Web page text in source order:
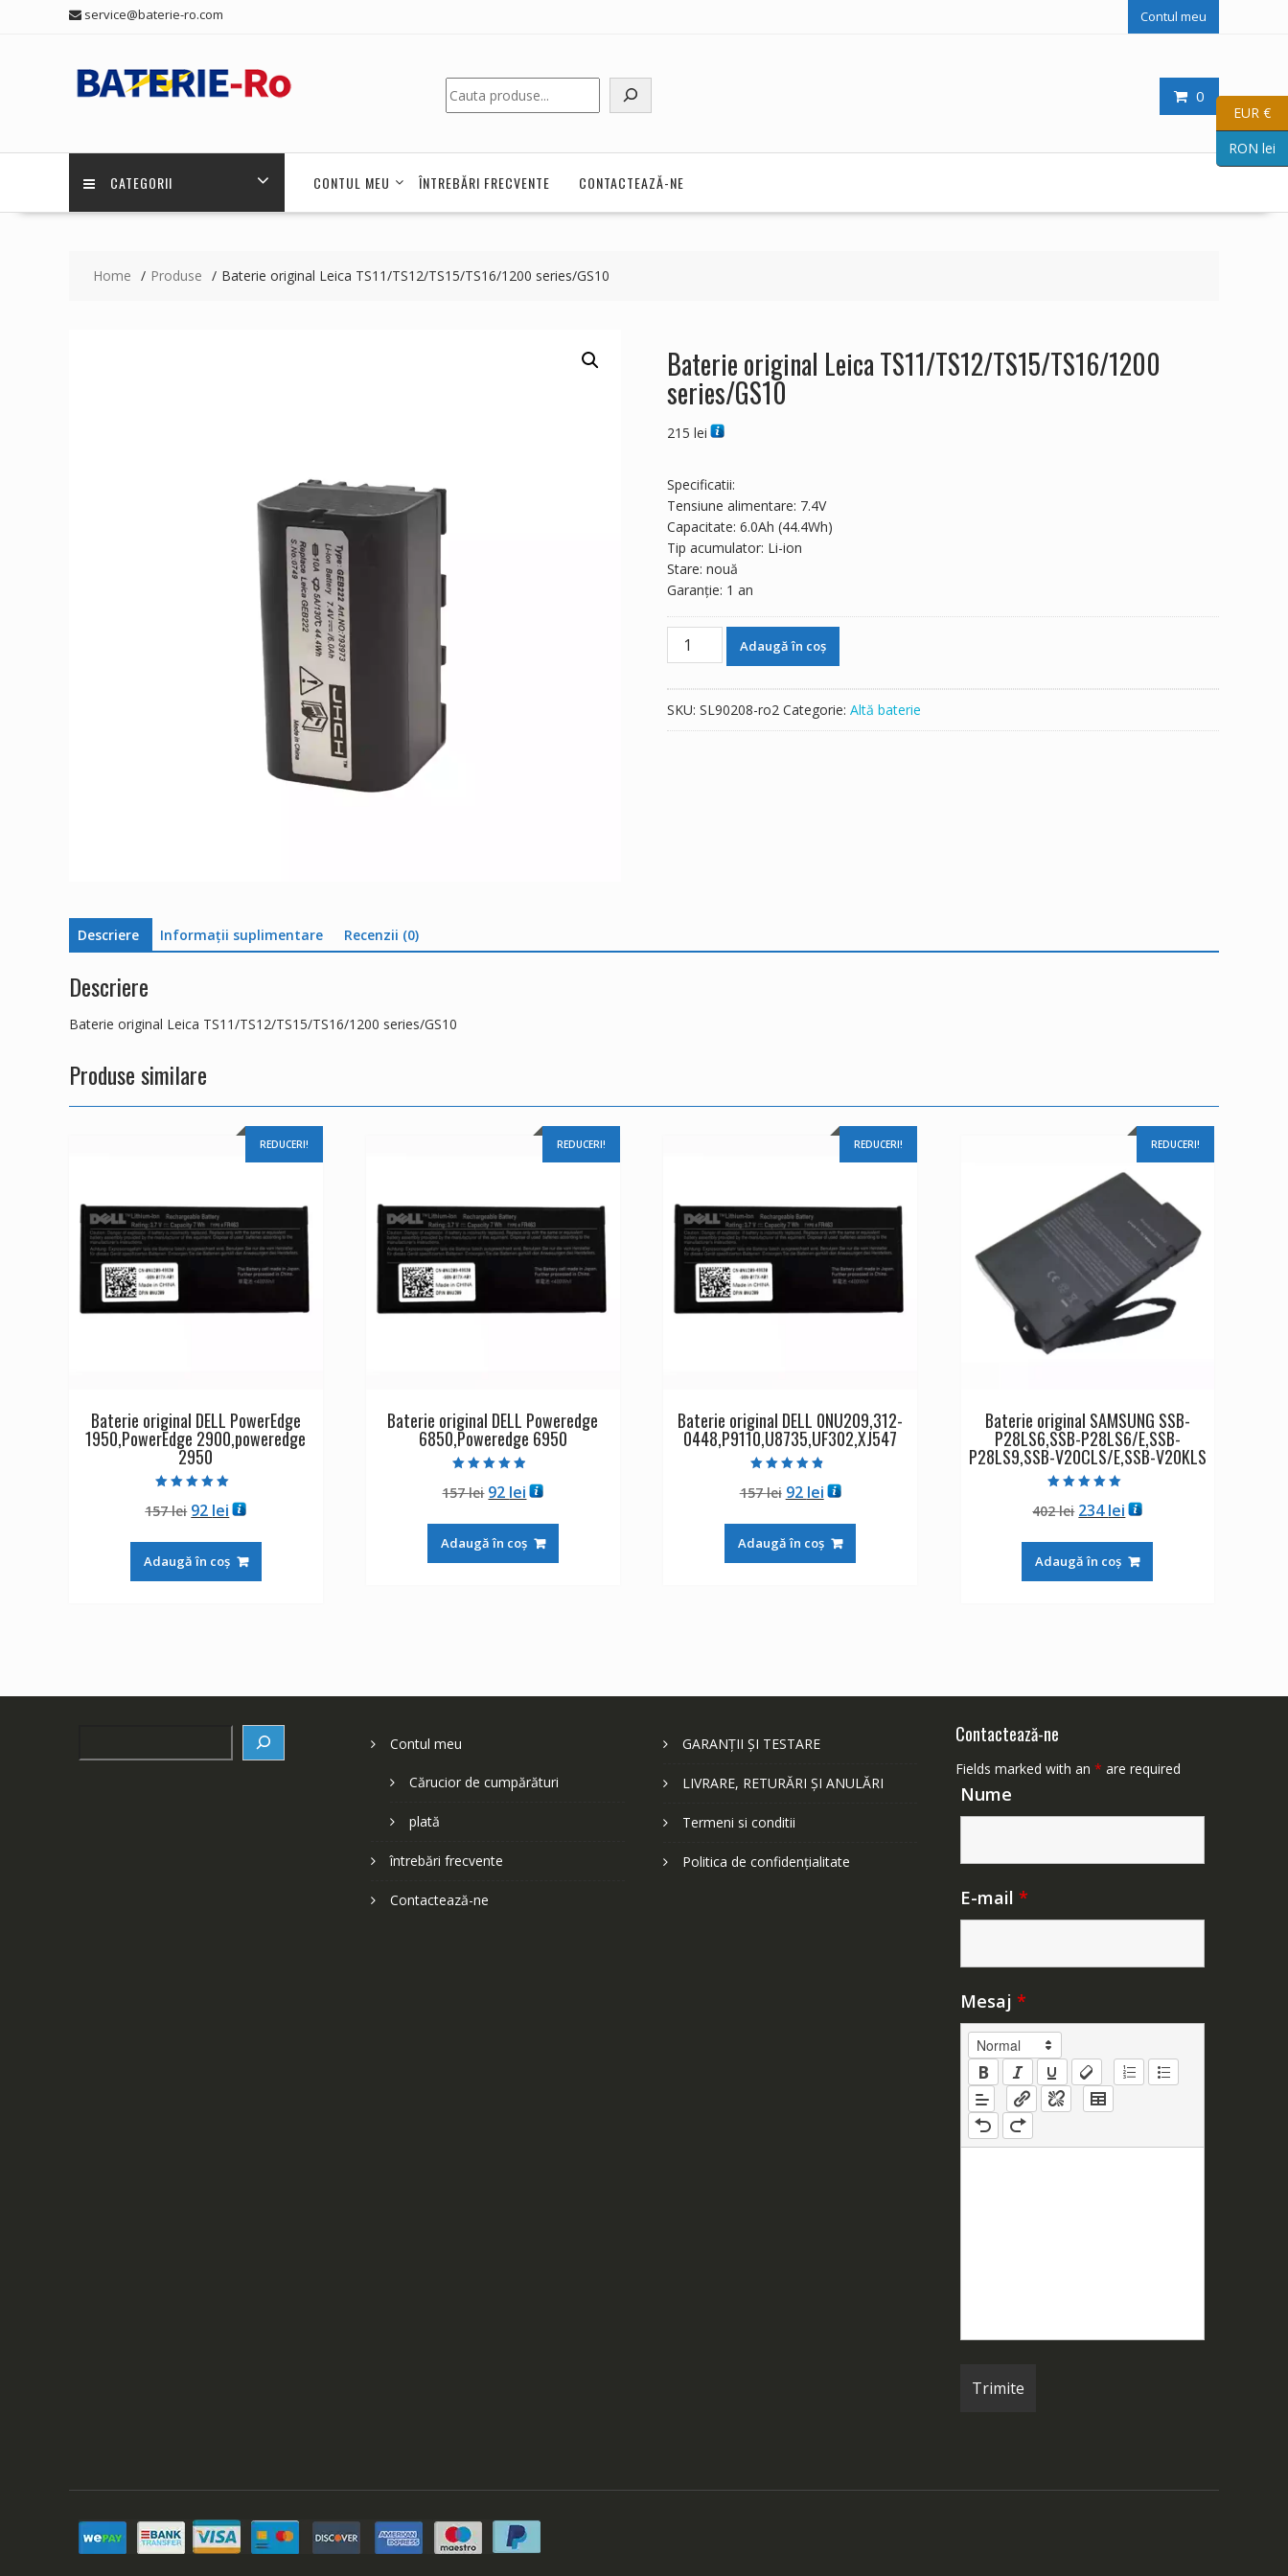
service@baterie-ro.com Contul meu
0
Caută
CATEGORII CONTUL MEU ÎNTREBĂRI FRECVENTE CONTACTEAZĂ-NE
Home Produse Baterie original Leica TS11/TS12/TS15/TS16/1200 series/GS10
Baterie original Leica TS11/TS12/TS15/TS16/1200
series/GS10
215 lei
Specificatii:
Tensiune alimentare: 7.4V
Capacitate: 6.0Ah (44.4Wh)
Tip acumulator: Li-ion
Stare: nouă
Garanție: 1 an
Cantitate
Baterie
TS11/TS12/TS15/TS16/1200
Adaugă în coș
SKU: SL90208-ro2 Categorie: Altă baterie
Descriere Informații suplimentare Recenzii (0)
Descriere
Baterie original Leica TS11/TS12/TS15/TS16/1200 series/GS10
Produse similare
REDUCERI!
Baterie original DELL PowerEdge
1950,PowerEdge 2900,poweredge
2950
5.00
din 5
157lei Prețul
a
fost:
92 leiPrețul
este:
92 lei.
Adaugă în coș
REDUCERI!
Baterie original DELL Poweredge
6850,Poweredge 6950
4.50
din 5
157lei Prețul
a
fost:
92 leiPrețul
este:
92 lei.
Adaugă în coș
REDUCERI!
Baterie original DELL 0NU209,312-
0448,P9110,U8735,UF302,XJ547
4.50
din 5
157lei Prețul
a
fost:
92 leiPrețul
este:
92 lei.
Adaugă în coș
REDUCERI!
Baterie original SAMSUNG SSB-
P28LS6,SSB-P28LS6/E,SSB-
P28LS9,SSB-V20CLS/E,SSB-V20KLS
5.00
din 5
402lei Prețul
a
fost:
234leiPrețul
este:
234 lei.
Adaugă în coș
Contul meu
Cărucior de cumpărături
plată
întrebări frecvente
Contactează-ne
GARANȚII ȘI TESTARE
LIVRARE, RETURĂRI ȘI ANULĂRI
Termeni si conditii
Politica de confidențialitate
Contactează-ne
Fields marked with an * are required
Nume
E-mail *
Mesaj *
EUR €
RON lei